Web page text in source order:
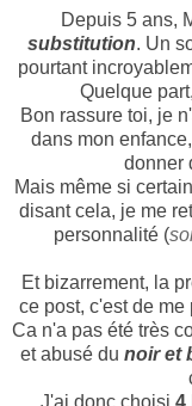
Depuis 5 ans,
substitution. Un
pourtant
Quelque
Bon rassure toi, je
dans mon
donner
Mais même si
disant cela, je me
personnalité (
Et bizarrement, la
ce post, c'est de me
Ca n'a pas été très
et abusé du noir et